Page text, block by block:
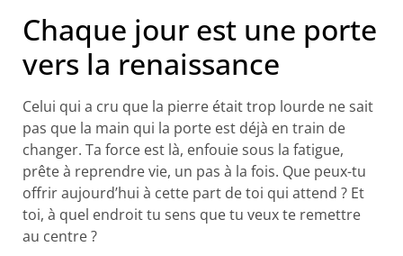
Chaque jour est une porte
vers la renaissance
Celui qui a cru que la pierre était trop lourde ne sait
pas que la main qui la porte est déjà en train de
changer. Ta force est là, enfouie sous la fatigue,
prête à reprendre vie, un pas à la fois. Que peux-tu
offrir aujourd’hui à cette part de toi qui attend ? Et
toi, à quel endroit tu sens que tu veux te remettre
au centre ?